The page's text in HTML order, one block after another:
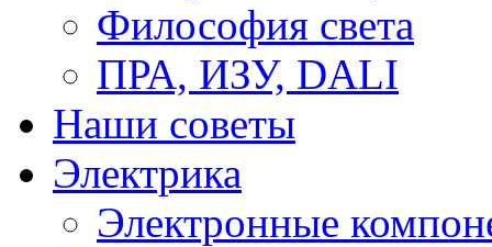
Философия света
ПРА, ИЗУ, DALI
Наши советы
Электрика
Электронные